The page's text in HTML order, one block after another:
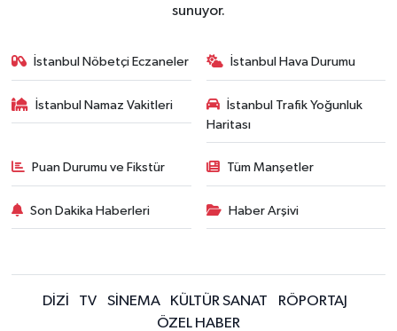
sunuyor.
İstanbul Nöbetçi Eczaneler İstanbul Hava Durumu
İstanbul Namaz Vakitleri
İstanbul Trafik Yoğunluk
Haritası
Puan Durumu ve Fikstür Tüm Manşetler
Son Dakika Haberleri Haber Arşivi
DİZİ TV SİNEMA KÜLTÜR SANAT
RÖPORTAJ
ÖZEL HABER